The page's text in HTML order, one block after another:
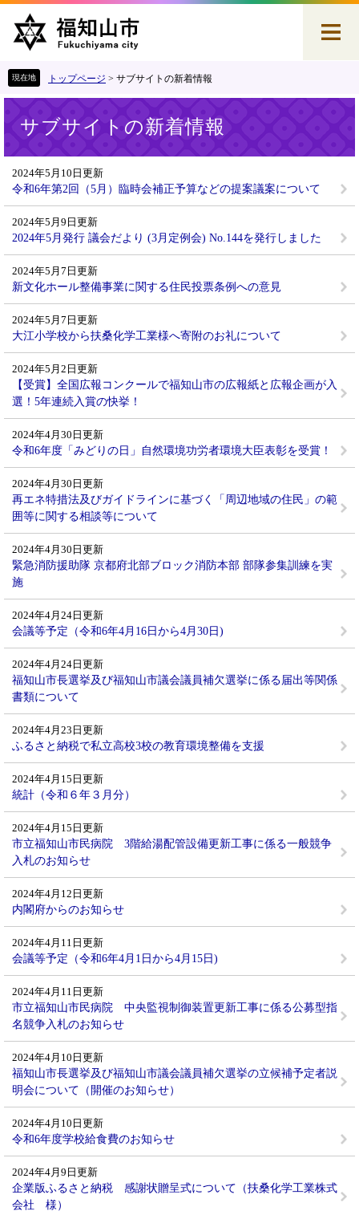
本
トップページ > サブサイトの新着情報
サブサイトの新着情報
2024年5月10日更新
令和6年第2回（5月）臨時会補正予算などの提案議案について
2024年5月9日更新
2024年5月発行 議会だより (3月定例会) No.144を発行しました
2024年5月7日更新
新文化ホール整備事業に関する住民投票条例への意見
2024年5月7日更新
大江小学校から扶桑化学工業様へ寄附のお礼について
2024年5月2日更新
【受賞】全国広報コンクールで福知山市の広報紙と広報企画が入
選！5年連続入賞の快挙！
2024年4月30日更新
令和6年度「みどりの日」自然環境功労者環境大臣表彰を受賞！
2024年4月30日更新
再エネ特措法及びガイドラインに基づく「周辺地域の住民」の範
囲等に関する相談等について
2024年4月30日更新
緊急消防援助隊 京都府北部ブロック消防本部 部隊参集訓練を実
施
2024年4月24日更新
会議等予定（令和6年4月16日から4月30日)
2024年4月24日更新
福知山市長選挙及び福知山市議会議員補欠選挙に係る届出等関係
書類について
2024年4月23日更新
ふるさと納税で私立高校3校の教育環境整備を支援
2024年4月15日更新
統計（令和６年３月分）
2024年4月15日更新
市立福知山市民病院 3階給湯配管設備更新工事に係る一般競争
入札のお知らせ
2024年4月12日更新
内閣府からのお知らせ
2024年4月11日更新
会議等予定（令和6年4月1日から4月15日)
2024年4月11日更新
市立福知山市民病院 中央監視制御装置更新工事に係る公募型指
名競争入札のお知らせ
2024年4月10日更新
福知山市長選挙及び福知山市議会議員補欠選挙の立候補予定者説
明会について（開催のお知らせ）
2024年4月10日更新
令和6年度学校給食費のお知らせ
2024年4月9日更新
企業版ふるさと納税 感謝状贈呈式について（扶桑化学工業株式
会社 様）